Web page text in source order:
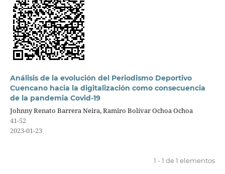
Análisis de la evolución del Periodismo Deportivo
Cuencano hacia la digitalización como consecuencia
de la pandemia Covid-19
Johnny Renato Barrera Neira, Ramiro Bolívar Ochoa Ochoa
41-52
2023-01-23
1 - 1 de 1 elementos